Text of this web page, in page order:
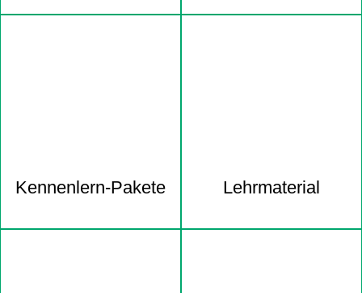
Kennenlern-Pakete Lehrmaterial